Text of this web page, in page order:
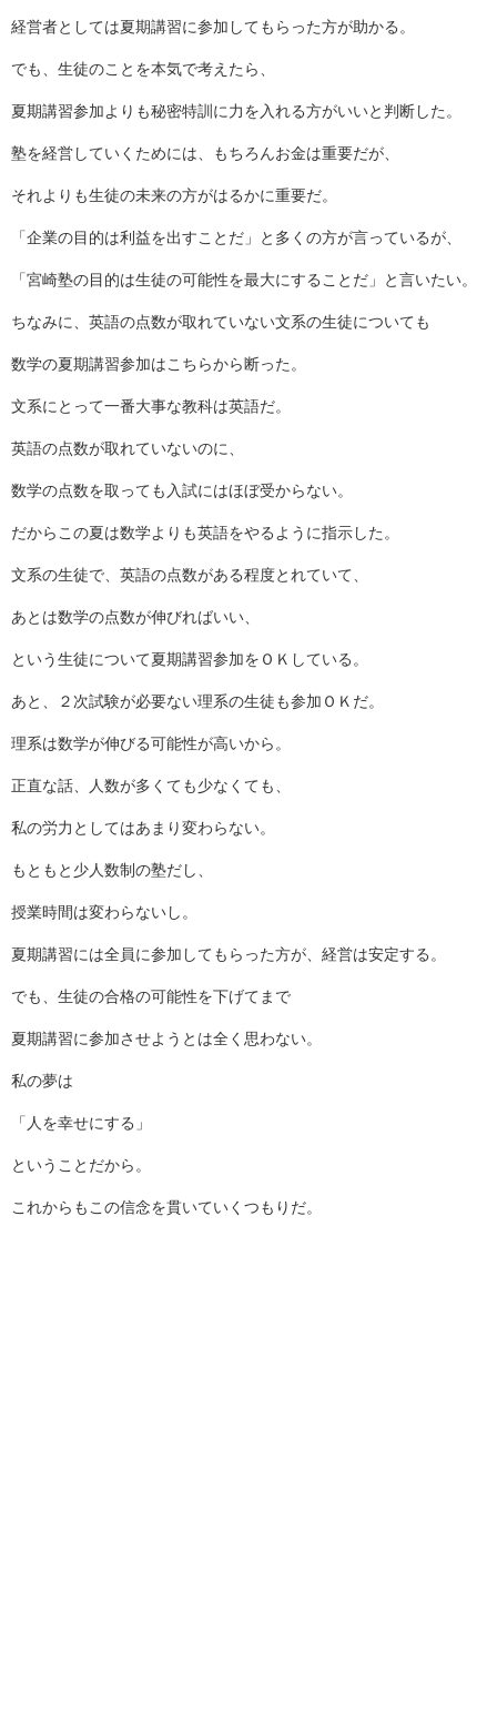
経営者としては夏期講習に参加してもらった方が助かる。
でも、生徒のことを本気で考えたら、
夏期講習参加よりも秘密特訓に力を入れる方がいいと判断した。
塾を経営していくためには、もちろんお金は重要だが、
それよりも生徒の未来の方がはるかに重要だ。
「企業の目的は利益を出すことだ」と多くの方が言っているが、
「宮崎塾の目的は生徒の可能性を最大にすることだ」と言いたい。
ちなみに、英語の点数が取れていない文系の生徒についても
数学の夏期講習参加はこちらから断った。
文系にとって一番大事な教科は英語だ。
英語の点数が取れていないのに、
数学の点数を取っても入試にはほぼ受からない。
だからこの夏は数学よりも英語をやるように指示した。
文系の生徒で、英語の点数がある程度とれていて、
あとは数学の点数が伸びればいい、
という生徒について夏期講習参加をＯＫしている。
あと、２次試験が必要ない理系の生徒も参加ＯＫだ。
理系は数学が伸びる可能性が高いから。
正直な話、人数が多くても少なくても、
私の労力としてはあまり変わらない。
もともと少人数制の塾だし、
授業時間は変わらないし。
夏期講習には全員に参加してもらった方が、経営は安定する。
でも、生徒の合格の可能性を下げてまで
夏期講習に参加させようとは全く思わない。
私の夢は
「人を幸せにする」
ということだから。
これからもこの信念を貫いていくつもりだ。